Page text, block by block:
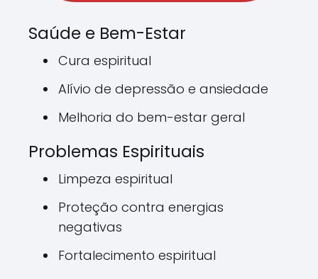
Saúde e Bem-Estar
Cura espiritual
Alívio de depressão e ansiedade
Melhoria do bem-estar geral
Problemas Espirituais
Limpeza espiritual
Proteção contra energias
negativas
Fortalecimento espiritual